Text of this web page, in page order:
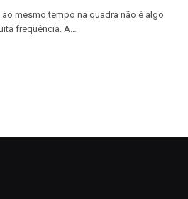
mesmo tempo na quadra não é algo
frequência. A…